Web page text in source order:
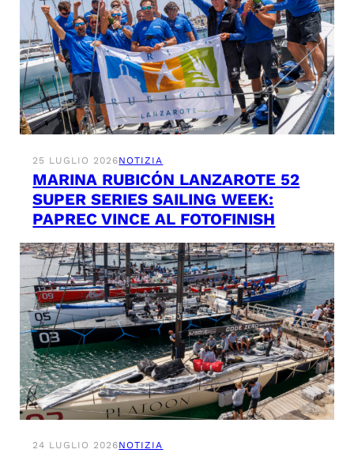
25 LUGLIO 2026NOTIZIA
MARINA RUBICÓN LANZAROTE 52
SUPER SERIES SAILING WEEK:
PAPREC VINCE AL FOTOFINISH
24 LUGLIO 2026NOTIZIA